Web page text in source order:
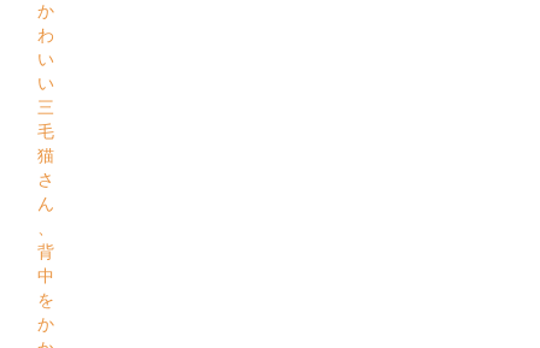
か
わ
い
い
三
毛
猫
さ
ん
、
背
中
を
か